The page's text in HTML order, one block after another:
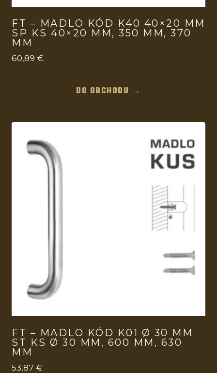
FT – MADLO KÓD K40 40×20 MM
SP KS 40×20 MM, 350 MM, 370
MM
60,89 €
DO OBCHODU →
FT – MADLO KÓD K01 Ø 30 MM
ST KS Ø 30 MM, 600 MM, 630
MM
53,87 €